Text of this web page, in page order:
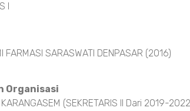
I
FARMASI SARASWATI DENPASAR (2016)
Organisasi
KARANGASEM (SEKRETARIS II Dari 2019-